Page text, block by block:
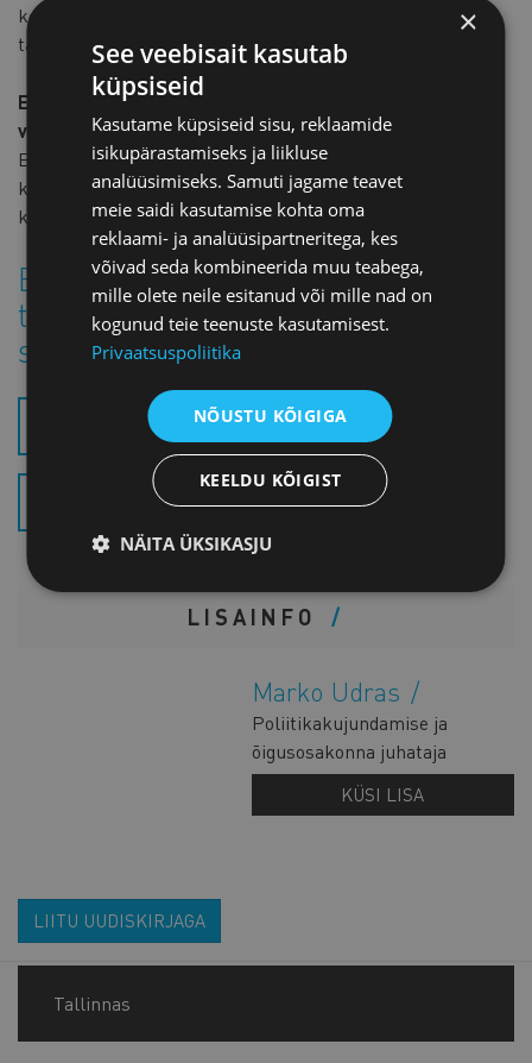
kehtima nendele toetuse saajatele, kes esitasid oma
taotluse pärast selle eelnõu jõustumist.
Ettevõtjate arvamused on oodatud hiljemalt 26.
veebruariks e-posti aadressile marko[at]koda.ee
Ettevõtjatelt laekunud tagasiside põhjal koostame
kaubanduskoja seisukoha, mille edastame majandus- ja
kommunikatsiooniministeeriumile.
Ettevõtte arenguprogrammi
toetusmeetme muudatustega
saab lähemalt tutvuda siin:
EELNÕU (.PDF)
SELETUSKIRI (.PDF)
LISAINFO
Marko Udras
Poliitikakujundamise ja
õigusosakonna juhataja
KÜSI LISA
LIITU UUDISKIRJAGA
Tallinnas
×
See veebisait kasutab
küpsiseid
Kasutame küpsiseid sisu, reklaamide
isikupärastamiseks ja liikluse
analüüsimiseks. Samuti jagame teavet
meie saidi kasutamise kohta oma
reklaami- ja analüüsipartneritega, kes
võivad seda kombineerida muu teabega,
mille olete neile esitanud või mille nad on
kogunud teie teenuste kasutamisest.
Privaatsuspoliitika
NÕUSTU KÕIGIGA
KEELDU KÕIGIST
NÄITA ÜKSIKASJU